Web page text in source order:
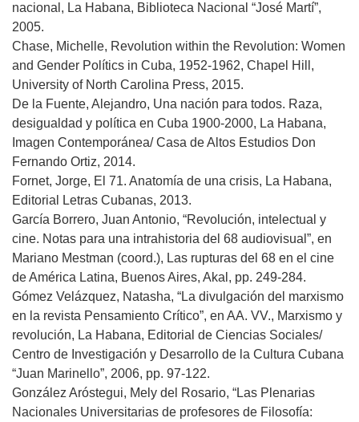
nacional, La Habana, Biblioteca Nacional “José Martí”,
2005.
Chase, Michelle, Revolution within the Revolution: Women
and Gender Polítics in Cuba, 1952-1962, Chapel Hill,
University of North Carolina Press, 2015.
De la Fuente, Alejandro, Una nación para todos. Raza,
desigualdad y política en Cuba 1900-2000, La Habana,
Imagen Contemporánea/ Casa de Altos Estudios Don
Fernando Ortiz, 2014.
Fornet, Jorge, El 71. Anatomía de una crisis, La Habana,
Editorial Letras Cubanas, 2013.
García Borrero, Juan Antonio, “Revolución, intelectual y
cine. Notas para una intrahistoria del 68 audiovisual”, en
Mariano Mestman (coord.), Las rupturas del 68 en el cine
de América Latina, Buenos Aires, Akal, pp. 249-284.
Gómez Velázquez, Natasha, “La divulgación del marxismo
en la revista Pensamiento Crítico”, en AA. VV., Marxismo y
revolución, La Habana, Editorial de Ciencias Sociales/
Centro de Investigación y Desarrollo de la Cultura Cubana
“Juan Marinello”, 2006, pp. 97-122.
González Aróstegui, Mely del Rosario, “Las Plenarias
Nacionales Universitarias de profesores de Filosofía: